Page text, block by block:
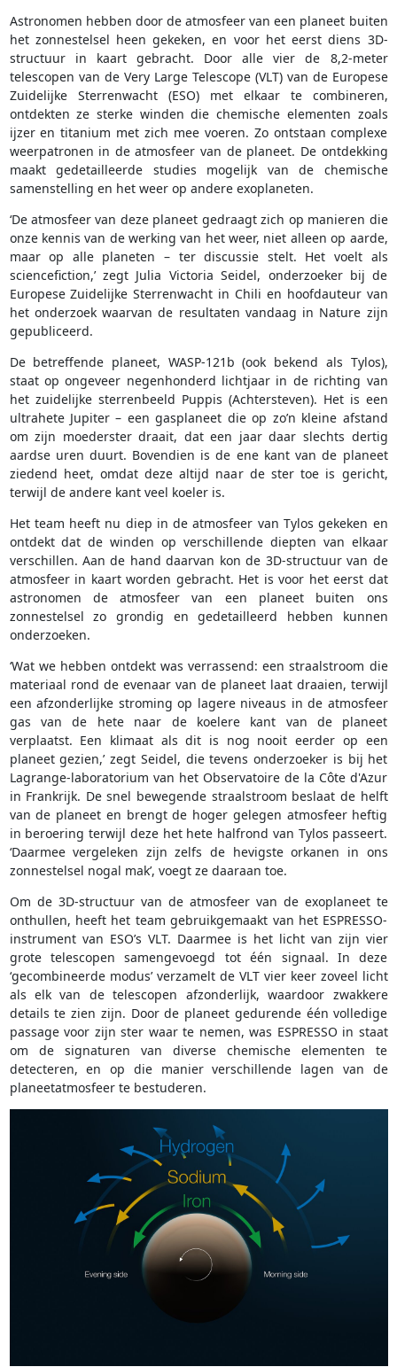
Astronomen hebben door de atmosfeer van een planeet buiten
het zonnestelsel heen gekeken, en voor het eerst diens 3D-
structuur in kaart gebracht. Door alle vier de 8,2-meter
telescopen van de Very Large Telescope (VLT) van de Europese
Zuidelijke Sterrenwacht (ESO) met elkaar te combineren,
ontdekten ze sterke winden die chemische elementen zoals
ijzer en titanium met zich mee voeren. Zo ontstaan complexe
weerpatronen in de atmosfeer van de planeet. De ontdekking
maakt gedetailleerde studies mogelijk van de chemische
samenstelling en het weer op andere exoplaneten.
‘De atmosfeer van deze planeet gedraagt zich op manieren die
onze kennis van de werking van het weer, niet alleen op aarde,
maar op alle planeten – ter discussie stelt. Het voelt als
sciencefiction,’ zegt Julia Victoria Seidel, onderzoeker bij de
Europese Zuidelijke Sterrenwacht in Chili en hoofdauteur van
het onderzoek waarvan de resultaten vandaag in Nature zijn
gepubliceerd.
De betreffende planeet, WASP-121b (ook bekend als Tylos),
staat op ongeveer negenhonderd lichtjaar in de richting van
het zuidelijke sterrenbeeld Puppis (Achtersteven). Het is een
ultrahete Jupiter – een gasplaneet die op zo’n kleine afstand
om zijn moederster draait, dat een jaar daar slechts dertig
aardse uren duurt. Bovendien is de ene kant van de planeet
ziedend heet, omdat deze altijd naar de ster toe is gericht,
terwijl de andere kant veel koeler is.
Het team heeft nu diep in de atmosfeer van Tylos gekeken en
ontdekt dat de winden op verschillende diepten van elkaar
verschillen. Aan de hand daarvan kon de 3D-structuur van de
atmosfeer in kaart worden gebracht. Het is voor het eerst dat
astronomen de atmosfeer van een planeet buiten ons
zonnestelsel zo grondig en gedetailleerd hebben kunnen
onderzoeken.
‘Wat we hebben ontdekt was verrassend: een straalstroom die
materiaal rond de evenaar van de planeet laat draaien, terwijl
een afzonderlijke stroming op lagere niveaus in de atmosfeer
gas van de hete naar de koelere kant van de planeet
verplaatst. Een klimaat als dit is nog nooit eerder op een
planeet gezien,’ zegt Seidel, die tevens onderzoeker is bij het
Lagrange-laboratorium van het Observatoire de la Côte d'Azur
in Frankrijk. De snel bewegende straalstroom beslaat de helft
van de planeet en brengt de hoger gelegen atmosfeer heftig
in beroering terwijl deze het hete halfrond van Tylos passeert.
‘Daarmee vergeleken zijn zelfs de hevigste orkanen in ons
zonnestelsel nogal mak’, voegt ze daaraan toe.
Om de 3D-structuur van de atmosfeer van de exoplaneet te
onthullen, heeft het team gebruikgemaakt van het ESPRESSO-
instrument van ESO’s VLT. Daarmee is het licht van zijn vier
grote telescopen samengevoegd tot één signaal. In deze
‘gecombineerde modus’ verzamelt de VLT vier keer zoveel licht
als elk van de telescopen afzonderlijk, waardoor zwakkere
details te zien zijn. Door de planeet gedurende één volledige
passage voor zijn ster waar te nemen, was ESPRESSO in staat
om de signaturen van diverse chemische elementen te
detecteren, en op die manier verschillende lagen van de
planeetatmosfeer te bestuderen.